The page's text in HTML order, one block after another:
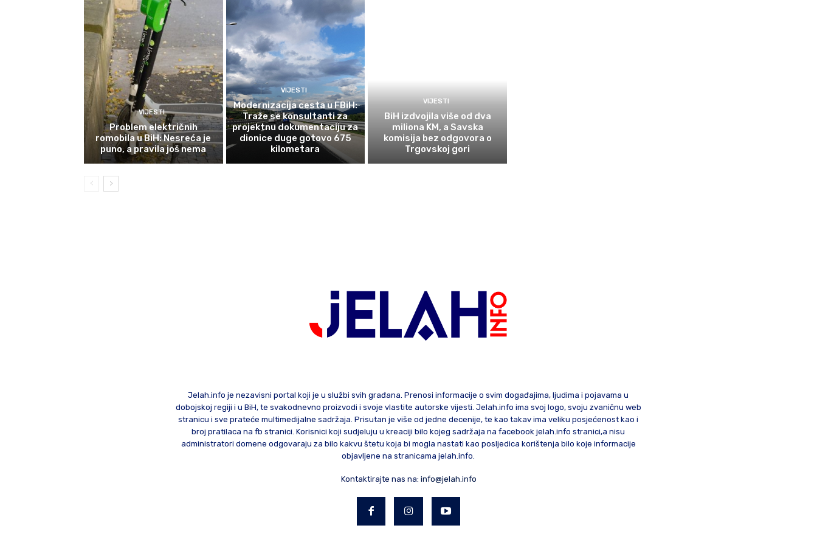
VIJESTI
Problem električnih
romobila u BiH: Nesreća je
puno, a pravila još nema
VIJESTI
Modernizacija cesta u FBiH:
Traže se konsultanti za
projektnu dokumentaciju za
dionice duge gotovo 675
kilometara
VIJESTI
BiH izdvojila više od dva
miliona KM, a Savska
komisija bez odgovora o
Trgovskoj gori
Jelah.info je nezavisni portal koji je u službi svih građana. Prenosi informacije o svim događajima, ljudima i pojavama u
dobojskoj regiji i u BiH, te svakodnevno proizvodi i svoje vlastite autorske vijesti. Jelah.info ima svoj logo, svoju zvaničnu web
stranicu i sve prateće multimedijalne sadržaja. Prisutan je više od jedne decenije, te kao takav ima veliku posjećenost kao i
broj pratilaca na fb stranici. Korisnici koji sudjeluju u kreaciji bilo kojeg sadržaja na facebook jelah.info stranici,a nisu
administratori domene odgovaraju za bilo kakvu štetu koja bi mogla nastati kao posljedica korištenja bilo koje informacije
objavljene na stranicama jelah.info.
Kontaktirajte nas na: info@jelah.info